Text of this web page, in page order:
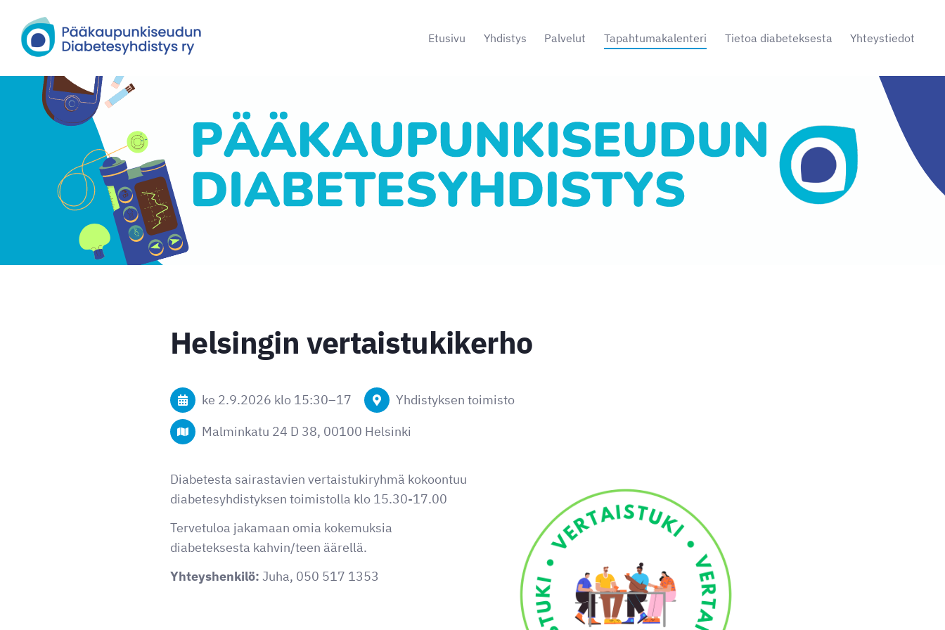
Siirry
sivun
sisältöön
Pääkaupunkiseudun Diabetesyhdistys Etusivu Yhdistys Palvelut Tapahtumakalenteri Tietoa diabeteksesta Yhteystiedot
Helsingin vertaistukikerho
ke 2.9.2026 klo 15:30–17
Yhdistyksen toimisto
Malminkatu 24 D 38, 00100 Helsinki
Diabetesta sairastavien vertaistukiryhmä kokoontuu
diabetesyhdistyksen toimistolla klo 15.30-17.00
Tervetuloa jakamaan omia kokemuksia
diabeteksesta kahvin/teen äärellä.
Yhteyshenkilö: Juha, 050 517 1353